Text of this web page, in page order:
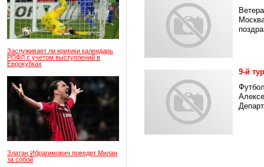
Заслуживает ли критики календарь
РПФЛ с учетом выступлений в
Еврокубках
Златан Ибрагимович поведет Милан
за собой
9-й